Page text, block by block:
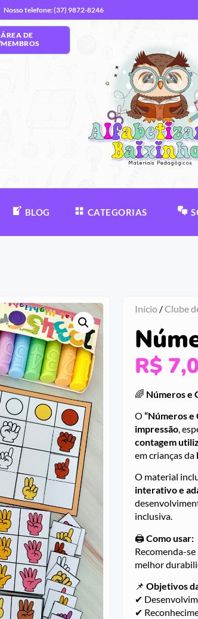
Nosso telefone: (37) 9872-8246
ÁREA DE
MEMBROS
BLOG CATEGORIAS
Início/Clube
R$
🌈 Números e
O “Números e
impressão,
contagem
em crianças da
O material
interativo e
inclusiva.
🖨️Como usar:
Recomenda-
melhor
📌 Objetivos
✔
✔